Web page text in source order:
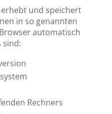
und speichert
in so genannten
automatisch
sind:
Rechners